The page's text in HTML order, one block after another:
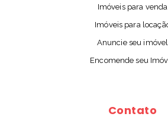
Imóveis para venda
Imóveis para
Anuncie seu imóvel
Encomende seu
Contato